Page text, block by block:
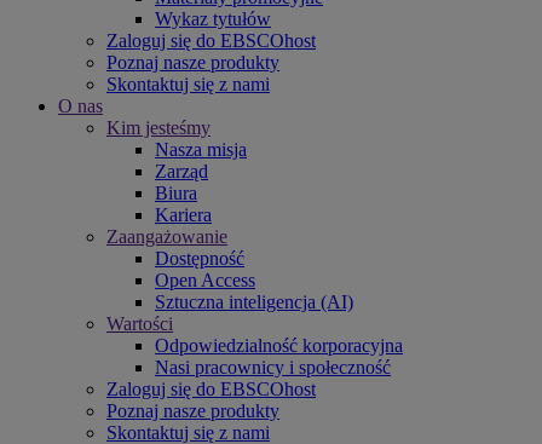
Wykaz tytułów
Zaloguj się do EBSCOhost
Poznaj nasze produkty
Skontaktuj się z nami
O nas
Kim jesteśmy
Nasza misja
Zarząd
Biura
Kariera
Zaangażowanie
Dostępność
Open Access
Sztuczna inteligencja (AI)
Wartości
Odpowiedzialność korporacyjna
Nasi pracownicy i społeczność
Zaloguj się do EBSCOhost
Poznaj nasze produkty
Skontaktuj się z nami